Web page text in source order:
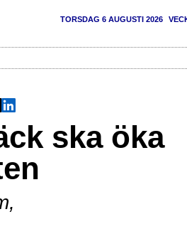
TORSDAG 6 AUGUSTI 2026
ska öka
,